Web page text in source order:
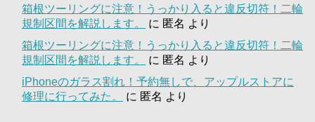
箱根ツーリングに注意！うっかり入ると違反切符！二輪
規制区間を解説します。
に 匿名 より
箱根ツーリングに注意！うっかり入ると違反切符！二輪
規制区間を解説します。
に 匿名 より
iPhoneのガラス割れ！予約無しで、アップルストアに
修理に行ってみた。
に 匿名 より